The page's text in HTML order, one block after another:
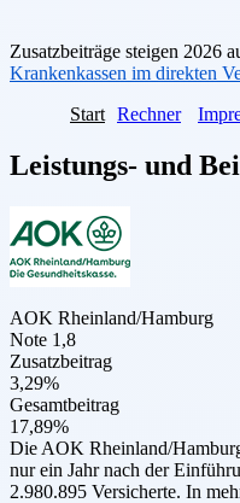
Zusatzbeiträge steigen 2026
Krankenkassen im direkten
Start Rechner
Leistungs- und
AOK Rheinland/Hamburg
Note 1,8
Zusatzbeitrag
3,29%
Gesamtbeitrag
17,89%
Die AOK Rheinland/
nur ein Jahr nach der
2.980.895 Versicherte. In